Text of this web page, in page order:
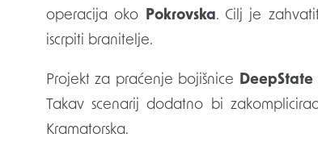
operacija oko Pokrovska. Cilj je
iscrpiti branitelje.
Projekt za praćenje bojišnice DeepState
Takav scenarij dodatno bi
Kramatorska.